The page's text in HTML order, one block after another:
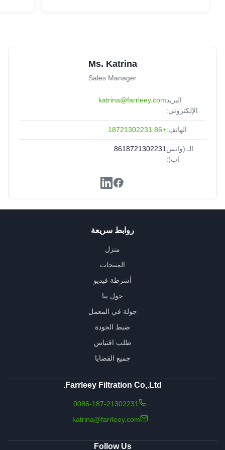
Ms. Katrina
Sales Manager
البريد
الإلكتروني:
katrina@farrleey.com
الهاتف:+86 18721302231
الـ (واتس
اب):
8618721302231
روابط سريعة
منزل
المنتجات
أشرطة فيديو
حول بنا
جولة في المعمل
ضبط الجودة
طلب اقتباس
جميع القضايا
Farrleey Filtration Co,.Ltd.
0086-187-21302231
katrina@farrleey.com
Follow Us